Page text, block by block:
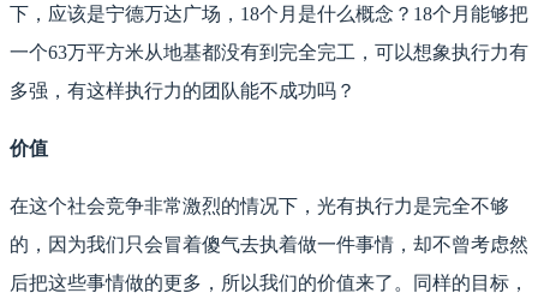
下，应该是宁德万达广场，18个月是什么概念？18个月能够把
一个63万平方米从地基都没有到完全完工，可以想象执行力有
多强，有这样执行力的团队能不成功吗？
价值
在这个社会竞争非常激烈的情况下，光有执行力是完全不够
的，因为我们只会冒着傻气去执着做一件事情，却不曾考虑然
后把这些事情做的更多，所以我们的价值来了。同样的目标，